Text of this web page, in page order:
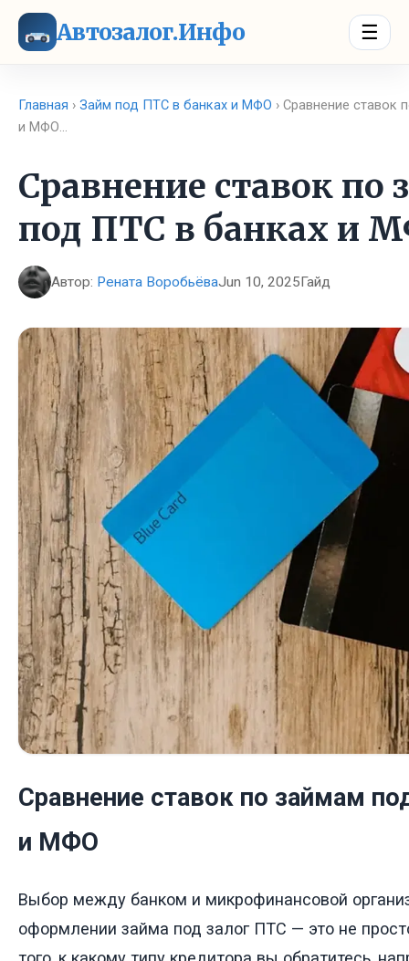
Автозалог.Инфо ☰
Главная › Займ под ПТС в банках и МФО › Сравнение ставок
и МФО…
Сравнение ставок по
под ПТС в банках и
Автор: Рената ВоробьёваJun 10, 2025Гайд
Сравнение ставок по займам
и МФО
Выбор между банком и микрофинансовой
оформлении займа под залог ПТС — это не